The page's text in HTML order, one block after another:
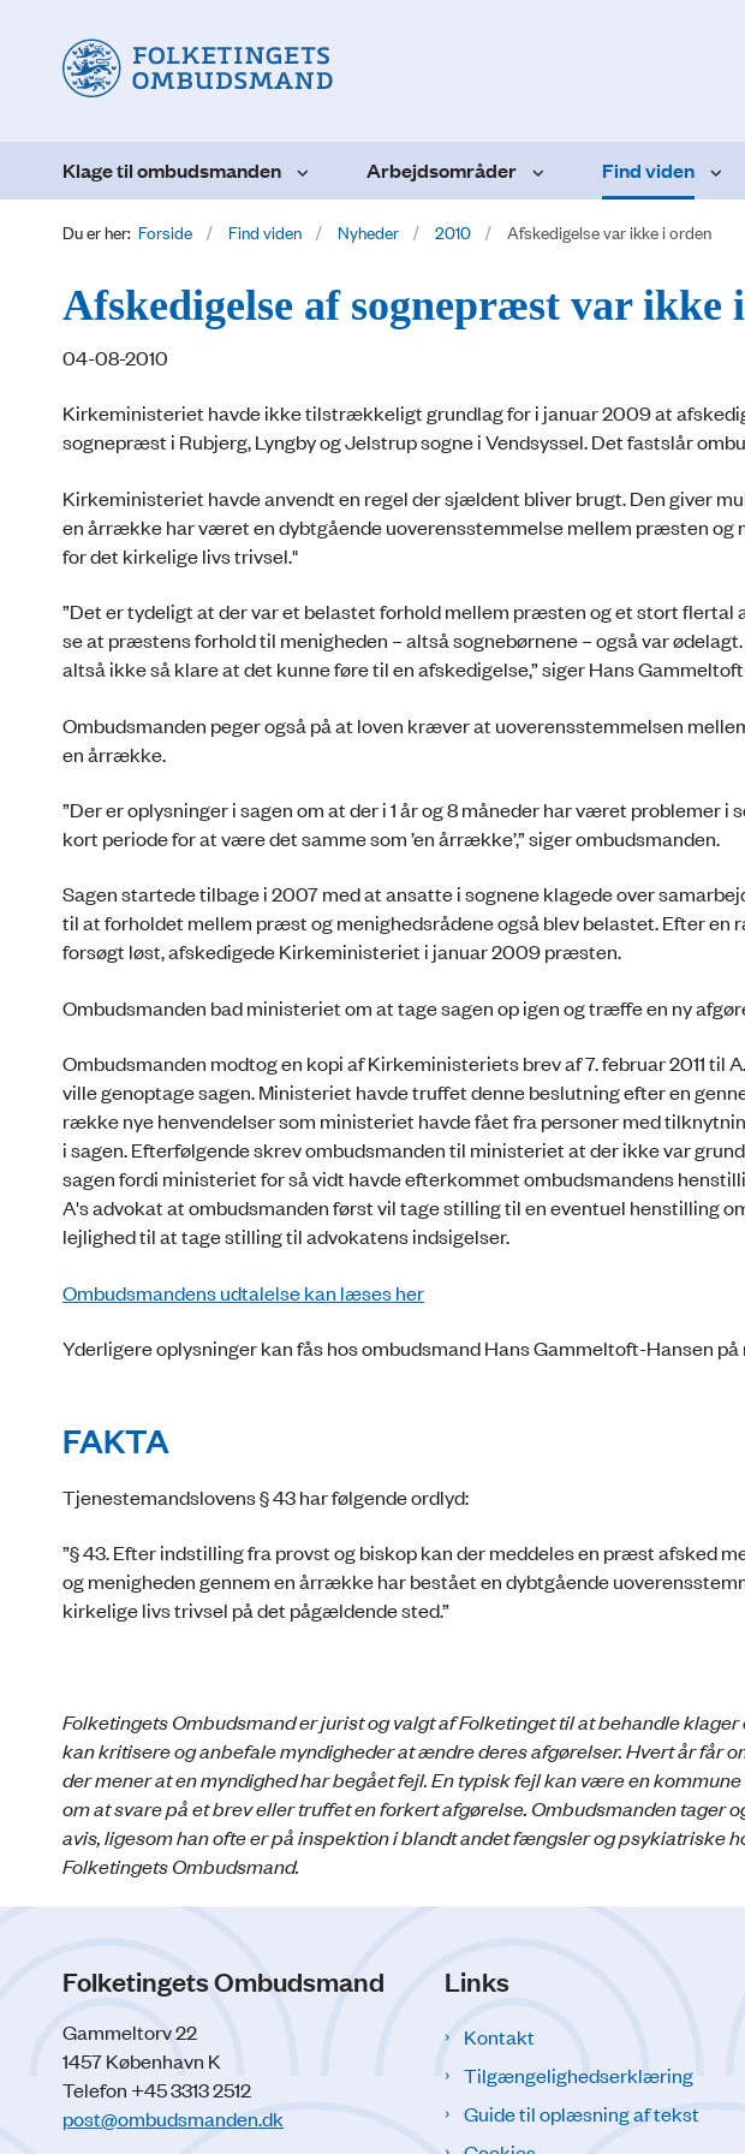
Klage til ombudsmanden Arbejdsområder Find viden
Du er her: Forside Find viden Nyheder 2010 Afskedigelse var ikke i orden
Afskedigelse af sognepræst var ikke
04-08-2010
Kirkeministeriet havde ikke tilstrækkeligt grundlag for i januar 2009 at
sognepræst i Rubjerg, Lyngby og Jelstrup sogne i Vendsyssel. Det fastslår
Kirkeministeriet havde anvendt en regel der sjældent bliver brugt. Den giver
en årrække har været en dybtgående uoverensstemmelse mellem præsten og
for det kirkelige livs trivsel."
”Det er tydeligt at der var et belastet forhold mellem præsten og et stort flertal
se at præstens forhold til menigheden – altså sognebørnene – også var
altså ikke så klare at det kunne føre til en afskedigelse,” siger Hans
Ombudsmanden peger også på at loven kræver at uoverensstemmelsen
en årrække.
”Der er oplysninger i sagen om at der i 1 år og 8 måneder har været problemer
kort periode for at være det samme som ’en årrække’,” siger ombudsmanden.
Sagen startede tilbage i 2007 med at ansatte i sognene klagede over
til at forholdet mellem præst og menighedsrådene også blev belastet. Efter
forsøgt løst, afskedigede Kirkeministeriet i januar 2009 præsten.
Ombudsmanden bad ministeriet om at tage sagen op igen og træffe en ny
Ombudsmanden modtog en kopi af Kirkeministeriets brev af 7. februar 2011
ville genoptage sagen. Ministeriet havde truffet denne beslutning efter en
række nye henvendelser som ministeriet havde fået fra personer med
i sagen. Efterfølgende skrev ombudsmanden til ministeriet at der ikke var
sagen fordi ministeriet for så vidt havde efterkommet ombudsmandens
A's advokat at ombudsmanden først vil tage stilling til en eventuel henstilling
lejlighed til at tage stilling til advokatens indsigelser.
Ombudsmandens udtalelse kan læses her
Yderligere oplysninger kan fås hos ombudsmand Hans Gammeltoft-Hansen
FAKTA
Tjenestemandslovens § 43 har følgende ordlyd:
”§ 43. Efter indstilling fra provst og biskop kan der meddeles en præst afsked
og menigheden gennem en årrække har bestået en dybtgående
kirkelige livs trivsel på det pågældende sted.”
Folketingets Ombudsmand er jurist og valgt af Folketinget til at behandle
kan kritisere og anbefale myndigheder at ændre deres afgørelser. Hvert år får
der mener at en myndighed har begået fejl. En typisk fejl kan være en
om at svare på et brev eller truffet en forkert afgørelse. Ombudsmanden tager
avis, ligesom han ofte er på inspektion i blandt andet fængsler og psykiatriske
Folketingets Ombudsmand.
Folketingets Ombudsmand
Gammeltorv 22
1457 København K
Telefon +45 3313 2512
post@ombudsmanden.dk
Links
Kontakt
Tilgængelighedserklæring
Guide til oplæsning af tekst